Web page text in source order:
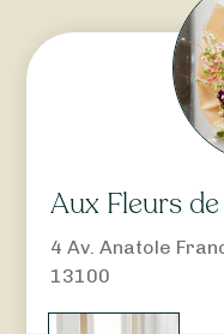
Aux Fleurs
4 Av. Anatole
13100